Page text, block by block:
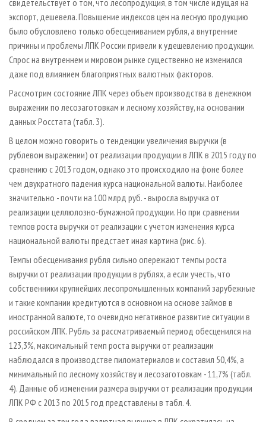
свидетельствует о том, что лесопродукция, в том числе идущая на
экспорт, дешевела. Повышение индексов цен на лесную продукцию
было обусловлено только обесцениванием рубля, а внутренние
причины и проблемы ЛПК России привели к удешевлению продукции.
Спрос на внутреннем и мировом рынке существенно не изменился
даже под влиянием благоприятных валютных факторов.
Рассмотрим состояние ЛПК через объем производства в денежном
выражении по лесозаготовкам и лесному хозяйству, на основании
данных Росстата (табл. 3).
В целом можно говорить о тенденции увеличения выручки (в
рублевом выражении) от реализации продукции в ЛПК в 2015 году по
сравнению с 2013 годом, однако это происходило на фоне более
чем двукратного падения курса национальной валюты. Наиболее
значительно - почти на 100 млрд руб. - выросла выручка от
реализации целлюлозно-бумажной продукции. Но при сравнении
темпов роста выручки от реализации с учетом изменения курса
национальной валюты предстает иная картина (рис. 6).
Темпы обесценивания рубля сильно опережают темпы роста
выручки от реализации продукции в рублях, а если учесть, что
собственники крупнейших лесопромышленных компаний зарубежные
и такие компании кредитуются в основном на основе займов в
иностранной валюте, то очевидно негативное развитие ситуации в
российском ЛПК. Рубль за рассматриваемый период обесценился на
123,3%, максимальный темп роста выручки от реализации
наблюдался в производстве пиломатериалов и составил 50,4%, а
минимальный по лесному хозяйству и лесозаготовкам - 11,7% (табл.
4). Данные об изменении размера выручки от реализации продукции
ЛПК РФ с 2013 по 2015 год представлены в табл. 4.